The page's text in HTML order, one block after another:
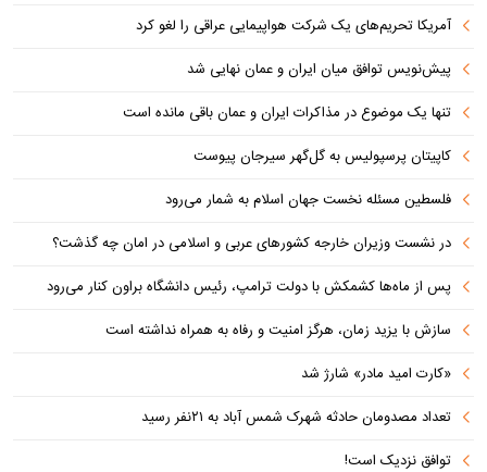
آمریکا تحریم‌های یک شرکت هواپیمایی عراقی را لغو کرد
پیش‌نویس توافق میان ایران و عمان نهایی شد
تنها یک موضوع در مذاکرات ایران و عمان باقی مانده است
کاپیتان پرسپولیس به گل‌گهر سیرجان پیوست
فلسطین مسئله نخست جهان اسلام به شمار می‌رود
در نشست وزیران خارجه کشورهای عربی و اسلامی در امان چه گذشت؟
پس از ماه‌ها کشمکش با دولت ترامپ، رئیس دانشگاه براون کنار می‌رود
سازش با یزید زمان، هرگز امنیت و رفاه به همراه نداشته است
«کارت امید مادر» شارژ شد
تعداد مصدومان حادثه شهرک شمس آباد به ۲۱نفر رسید
توافق نزدیک است!